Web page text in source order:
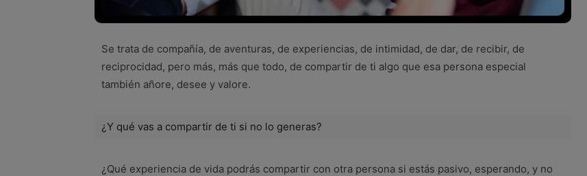
Se trata de compañía, de aventuras, de experiencias, de intimidad, de dar, de recibir, de
reciprocidad, pero más, más que todo, de compartir de ti algo que esa persona especial
también añore, desee y valore.
¿Y qué vas a compartir de ti si no lo generas?
¿Qué experiencia de vida podrás compartir con otra persona si estás pasivo, esperando, y no